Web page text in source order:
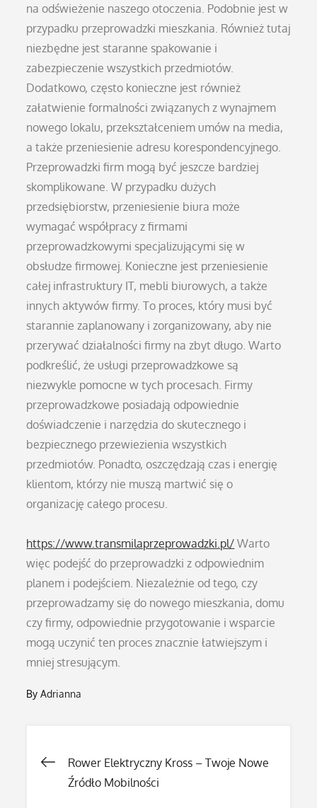
na odświeżenie naszego otoczenia. Podobnie jest w
przypadku przeprowadzki mieszkania. Również tutaj
niezbędne jest staranne spakowanie i
zabezpieczenie wszystkich przedmiotów.
Dodatkowo, często konieczne jest również
załatwienie formalności związanych z wynajmem
nowego lokalu, przekształceniem umów na media,
a także przeniesienie adresu korespondencyjnego.
Przeprowadzki firm mogą być jeszcze bardziej
skomplikowane. W przypadku dużych
przedsiębiorstw, przeniesienie biura może
wymagać współpracy z firmami
przeprowadzkowymi specjalizującymi się w
obsłudze firmowej. Konieczne jest przeniesienie
całej infrastruktury IT, mebli biurowych, a także
innych aktywów firmy. To proces, który musi być
starannie zaplanowany i zorganizowany, aby nie
przerywać działalności firmy na zbyt długo. Warto
podkreślić, że usługi przeprowadzkowe są
niezwykle pomocne w tych procesach. Firmy
przeprowadzkowe posiadają odpowiednie
doświadczenie i narzędzia do skutecznego i
bezpiecznego przewiezienia wszystkich
przedmiotów. Ponadto, oszczędzają czas i energię
klientom, którzy nie muszą martwić się o
organizację całego procesu.
https://www.transmilaprzeprowadzki.pl/ Warto
więc podejść do przeprowadzki z odpowiednim
planem i podejściem. Niezależnie od tego, czy
przeprowadzamy się do nowego mieszkania, domu
czy firmy, odpowiednie przygotowanie i wsparcie
mogą uczynić ten proces znacznie łatwiejszym i
mniej stresującym.
ByAdrianna
Nawigacja
Rower Elektryczny Kross – Twoje Nowe
Źródło Mobilności